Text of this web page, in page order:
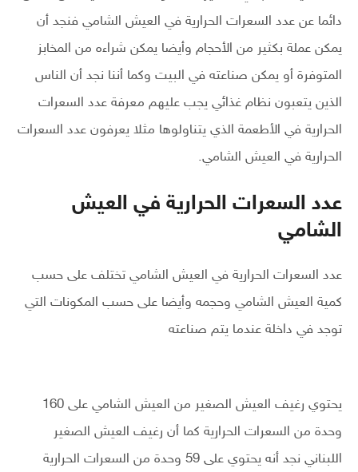
دائما عن عدد السعرات الحرارية في العيش الشامي فنجد أن
يمكن عملة بكثير من الأحجام وأيضا يمكن شراءه من المخابز
المتوفرة أو يمكن صناعته في البيت وكما أننا نجد أن الناس
الذين يتعبون نظام غذائي يجب عليهم معرفة عدد السعرات
الحرارية في الأطعمة الذي يتناولوها مثلا يعرفون عدد السعرات
الحرارية في العيش الشامي.
عدد السعرات الحرارية في العيش
الشامي
عدد السعرات الحرارية في العيش الشامي تختلف على حسب
كمية العيش الشامي وحجمه وأيضا على حسب المكونات التي
توجد في داخلة عندما يتم صناعته
يحتوي رغيف العيش الصغير من العيش الشامي على 160
وحدة من السعرات الحرارية كما أن رغيف العيش الصغير
اللبناني نجد أنه يحتوي على 59 وحدة من السعرات الحرارية